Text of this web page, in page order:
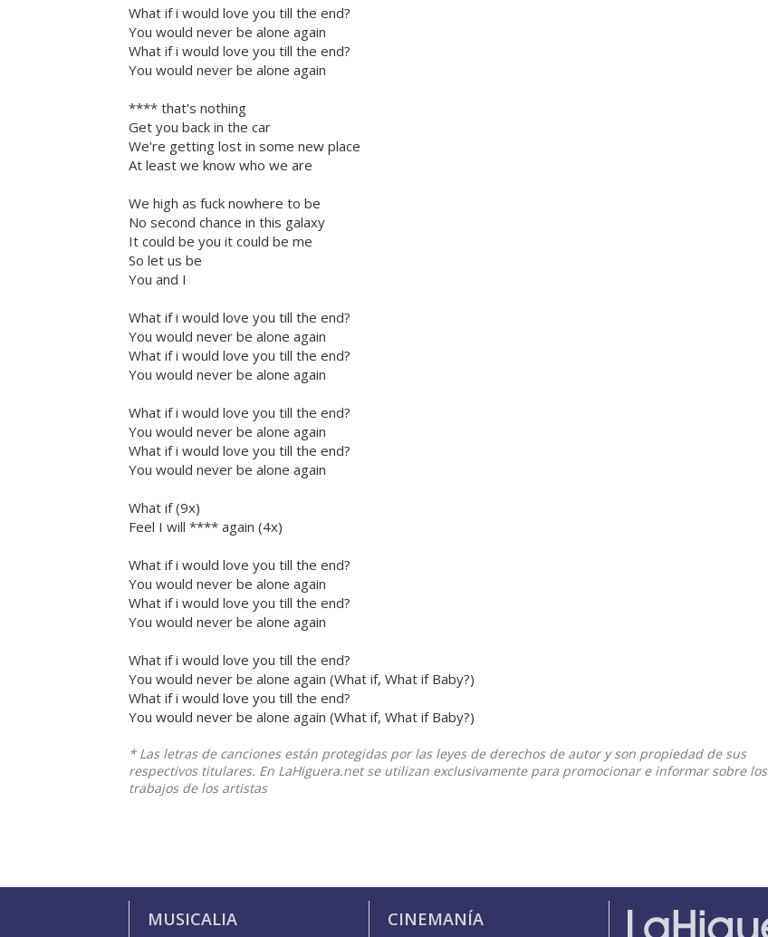
What if i would love you till the end?
You would never be alone again
What if i would love you till the end?
You would never be alone again
**** that's nothing
Get you back in the car
We're getting lost in some new place
At least we know who we are
We high as fuck nowhere to be
No second chance in this galaxy
It could be you it could be me
So let us be
You and I
What if i would love you till the end?
You would never be alone again
What if i would love you till the end?
You would never be alone again
What if i would love you till the end?
You would never be alone again
What if i would love you till the end?
You would never be alone again
What if (9x)
Feel I will **** again (4x)
What if i would love you till the end?
You would never be alone again
What if i would love you till the end?
You would never be alone again
What if i would love you till the end?
You would never be alone again (What if, What if Baby?)
What if i would love you till the end?
You would never be alone again (What if, What if Baby?)
* Las letras de canciones están protegidas por las leyes de derechos de autor y son propiedad de sus
respectivos titulares. En LaHiguera.net se utilizan exclusivamente para promocionar e informar sobre los
trabajos de los artistas
MUSICALIA CINEMANÍA